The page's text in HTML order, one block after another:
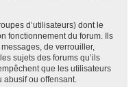
d’utilisateurs) dont le
fonctionnement du forum. Ils
de verrouiller,
sujets des forums qu’ils
que les utilisateurs
ou offensant.